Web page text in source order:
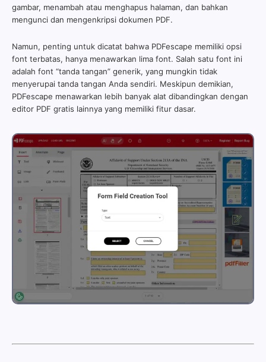
gambar, menambah atau menghapus halaman, dan bahkan
mengunci dan mengenkripsi dokumen PDF.
Namun, penting untuk dicatat bahwa PDFescape memiliki opsi
font terbatas, hanya menawarkan lima font. Salah satu font ini
adalah font “tanda tangan” generik, yang mungkin tidak
menyerupai tanda tangan Anda sendiri. Meskipun demikian,
PDFescape menawarkan lebih banyak alat dibandingkan dengan
editor PDF gratis lainnya yang memiliki fitur dasar.